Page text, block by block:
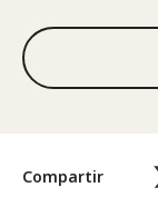
Compartir